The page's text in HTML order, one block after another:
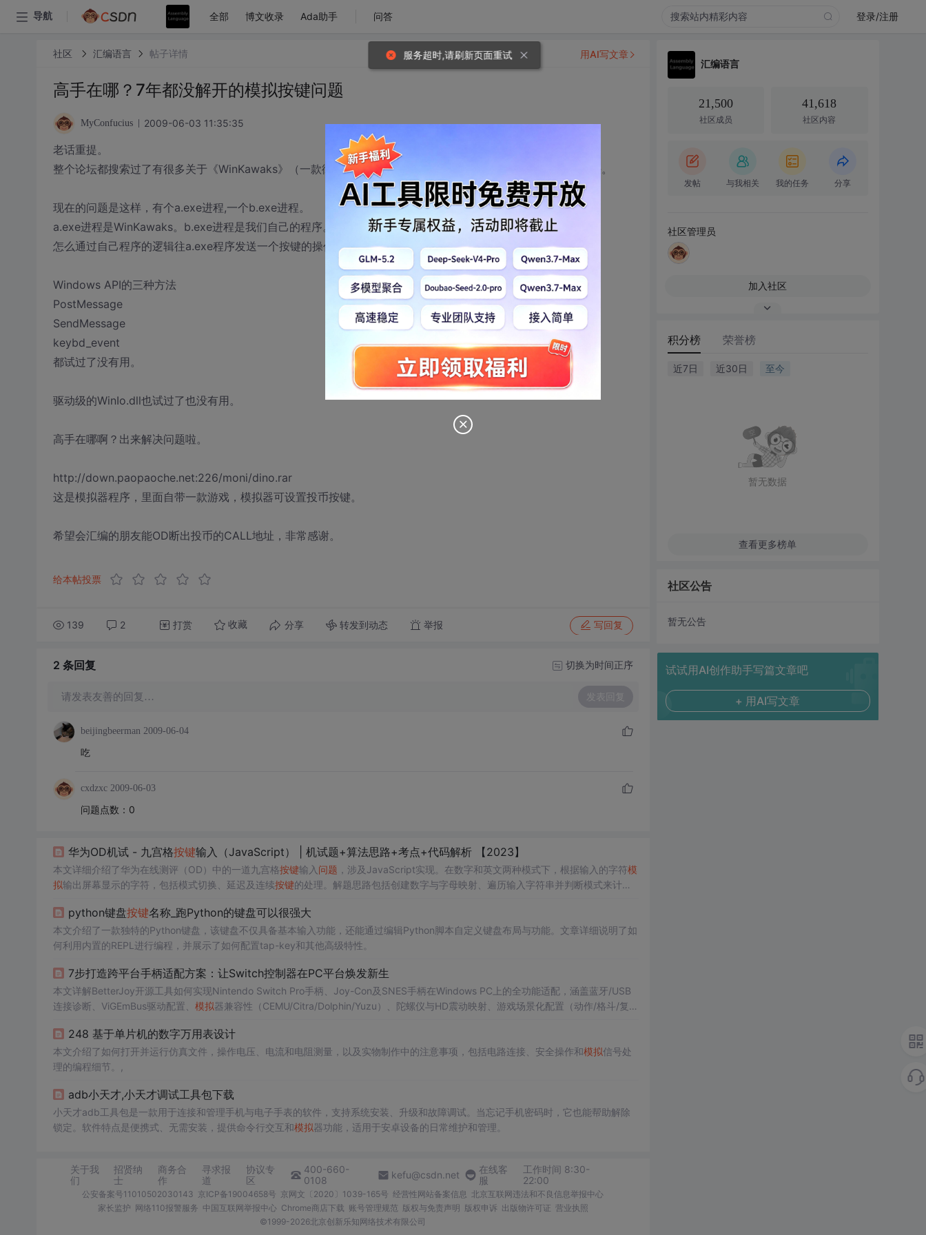
导航 全部 博文收录 Ada助手 问答 登录/注册
社区 汇编语言 帖子详情
高手在哪？7年都没解开的模拟按键问题
MyConfucius 2009-06-03 11:35:35
老话重提。
整个论坛都搜索过了有很多关于《WinKawaks》（一款街机PC模拟器程序）的模拟按键问题都没得到相应的解决。
现在的问题是这样，有个a.exe进程,一个b.exe进程。
a.exe进程是WinKawaks。b.exe进程是我们自己的程序。
怎么通过自己程序的逻辑往a.exe程序发送一个按键的操作呢？比如“A”键，键值："65"
Windows API的三种方法
PostMessage
SendMessage
keybd_event
都试过了没有用。
驱动级的WinIo.dll也试过了也没有用。
高手在哪啊？出来解决问题啦。
http://down.paopaoche.net:226/moni/dino.rar
这是模拟器程序，里面自带一款游戏，模拟器可设置投币按键。
希望会汇编的朋友能OD断出投币的CALL地址，非常感谢。
给本帖投票
139 2 打赏 收藏 分享 转发到动态 举报 写回复
用AI写文章
2 条回复 切换为时间正序
请发表友善的回复… 发表回复
beijingbeerman 2009-06-04
吃
cxdzxc 2009-06-03
问题点数：0
华为OD机试 - 九宫格按键输入（JavaScript） | 机试题+算法思路+考点+代码解析 【2023】
本文详细介绍了华为在线测评（OD）中的一道九宫格按键输入 问题 ，涉及JavaScript实现。在数字和英文两种模式下，根据输入的字符模
拟输出屏幕显示的字符，包括模式切换、延迟及连续按键的处理。解题思路包括创建数字与字母映射、遍历输入字符串并判断模式来计算
python键盘按键名称_跑Python的键盘可以很强大
本文介绍了一款独特的Python键盘，该键盘不仅具备基本输入功能，还能通过编辑Python脚本自定义键盘布局与功能。文章详细说明了如
何利用内置的REPL进行编程，并展示了如何配置tap-key和其他高级特性。
7步打造跨平台手柄适配方案：让Switch控制器在PC平台焕发新生
本文详解BetterJoy开源工具如何实现Nintendo Switch Pro手柄、Joy-Con及SNES手柄在Windows PC上的全功能适配，涵盖蓝牙/USB
连接诊断、ViGEmBus驱动配置、 模拟器兼容性（CEMU/Citra/Dolphin/Yuzu）、陀螺仪与HD震动映射、游戏场景化配置（动作/格斗/复
248 基于单片机的数字万用表设计
本文介绍了如何打开并运行仿真文件，操作电压、电流和电阻测量，以及实物制作中的注意事项，包括电路连接、安全操作和模拟信号处
理的编程细节。,
adb小天才,小天才调试工具包下载
小天才adb工具包是一款用于连接和管理手机与电子手表的软件，支持系统安装、升级和故障调试。当忘记手机密码时，它也能帮助解除
锁定。软件特点是便携式、无需安装，提供命令行交互和模拟器功能，适用于安卓设备的日常维护和管理。
关于我
们
招贤纳
士
商务合
作
寻求报
道
协议专
区
400-660-
0108
kefu@csdn.net
在线客
服
工作时间 8:30-
22:00
公安备案号11010502030143 京ICP备19004658号 京网文〔2020〕1039-165号 经营性网站备案信息 北京互联网违法和不良信息举报中心
家长监护 网络110报警服务 中国互联网举报中心 Chrome商店下载 账号管理规范 版权与免责声明 版权申诉 出版物许可证 营业执照
©1999-2026北京创新乐知网络技术有限公司
汇编语言
21,500
社区成员
41,618
社区内容
发帖 与我相关 我的任务 分享
社区管理员
加入社区
积分榜 荣誉榜
近7日 近30日 至今
暂无数据
查看更多榜单
社区公告
暂无公告
试试用AI创作助手写篇文章吧
+ 用AI写文章
服务超时,请刷新页面重试